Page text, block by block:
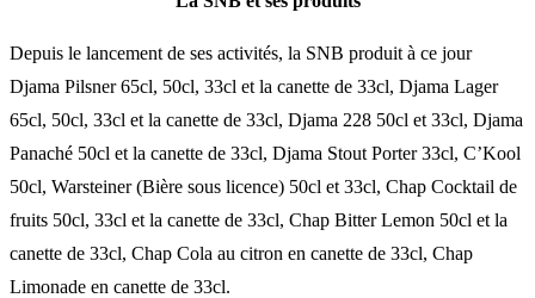
Depuis le lancement de ses activités, la SNB produit à ce jour
Djama Pilsner 65cl, 50cl, 33cl et la canette de 33cl, Djama Lager
65cl, 50cl, 33cl et la canette de 33cl, Djama 228 50cl et 33cl, Djama
Panaché 50cl et la canette de 33cl, Djama Stout Porter 33cl, C’Kool
50cl, Warsteiner (Bière sous licence) 50cl et 33cl, Chap Cocktail de
fruits 50cl, 33cl et la canette de 33cl, Chap Bitter Lemon 50cl et la
canette de 33cl, Chap Cola au citron en canette de 33cl, Chap
Limonade en canette de 33cl.